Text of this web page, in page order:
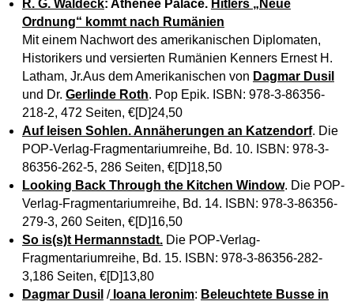
R. G. Waldeck: Athénée Palace. Hitlers „Neue
Ordnung“ kommt nach Rumänien
Mit einem Nachwort des amerikanischen Diplomaten,
Historikers und versierten Rumänien Kenners Ernest H.
Latham, Jr.Aus dem Amerikanischen von Dagmar Dusil
und Dr. Gerlinde Roth. Pop Epik. ISBN: 978-3-86356-
218-2, 472 Seiten, €[D]24,50
Auf leisen Sohlen. Annäherungen an Katzendorf. Die
POP-Verlag-Fragmentariumreihe, Bd. 10. ISBN: 978-3-
86356-262-5, 286 Seiten, €[D]18,50
Looking Back Through the Kitchen Window. Die POP-
Verlag-Fragmentariumreihe, Bd. 14. ISBN: 978-3-86356-
279-3, 260 Seiten, €[D]16,50
So is(s)t Hermannstadt.Die POP-Verlag-
Fragmentariumreihe, Bd. 15. ISBN: 978-3-86356-282-
3,186 Seiten, €[D]13,80
Dagmar Dusil /Ioana Ieronim: Beleuchtete Busse in